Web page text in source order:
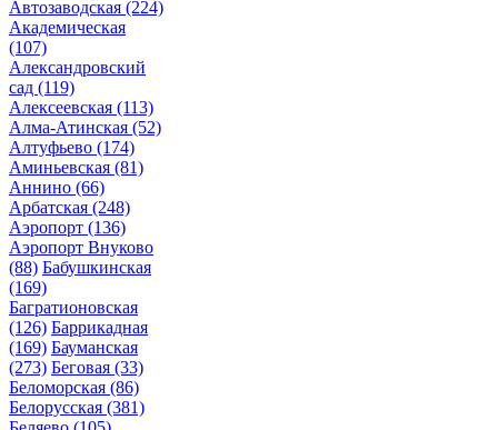
Автозаводская (224)
Академическая
(107)
Александровский
сад (119)
Алексеевская (113)
Алма-Атинская (52)
Алтуфьево (174)
Аминьевская (81)
Аннино (66)
Арбатская (248)
Аэропорт (136)
Аэропорт Внуково
(88) Бабушкинская
(169)
Багратионовская
(126) Баррикадная
(169) Бауманская
(273) Беговая (33)
Беломорская (86)
Белорусская (381)